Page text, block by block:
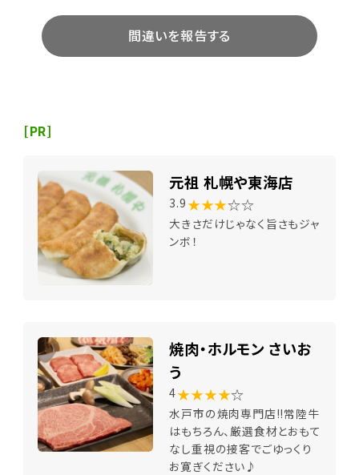
で、値段もおさえられていて、一人でも何品かたのんで
楽しめる感じでした。１人でも楽しめることを考えると
れているお店もあったので、 またの機会にでも。 お店
の予定が先きのようで 当面は７店舗が営業されてるそ
うです。
間違いを報告する
[PR]
元祖 札幌や東海店
3.9 ★★★☆☆
大きさだけじゃなく旨さもジャ
ンボ！
焼肉・ホルモン さいお
う
4★★★★☆
水戸市の焼肉専門店!!常陸牛
はもちろん、厳選食材とおもて
なし重視の接客でごゆっくり
お寛ぎください♪